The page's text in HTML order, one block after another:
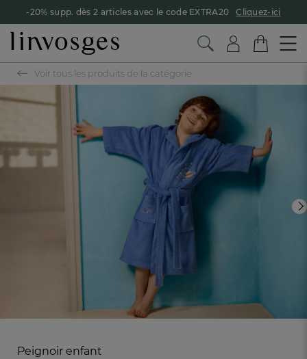
-20% supp. dès 2 articles avec le code EXTRA20 Cliquez-ici
Voir tous les produits de la catégorie
Peignoir enfant